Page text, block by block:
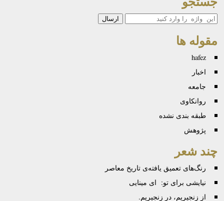
جستجو
مقوله ها
hafez
اخبار
جامعه
روانكاوی
طبقه بندی نشده
پژوهش
چند شعر
رنگ‌های تعمیق یافته‌ی تاریخ معاصر
نیایشی برای تو: ای مینایی
از زنجیریم، در زنجیریم.